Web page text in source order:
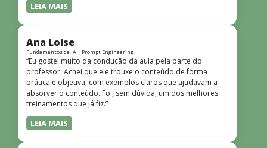
LEIA MAIS
Ana Loise
Fundamentos de IA + Prompt Engineering
“Eu gostei muito da condução da aula pela parte do
professor. Achei que ele trouxe o conteúdo de forma
prática e objetiva, com exemplos claros que ajudavam a
absorver o conteúdo. Foi, sem dúvida, um dos melhores
treinamentos que já fiz.”
LEIA MAIS